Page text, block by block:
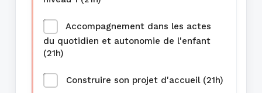
Accompagnement dans les actes
du quotidien et autonomie de l'enfant
(21h)
Construire son projet d'accueil (21h)